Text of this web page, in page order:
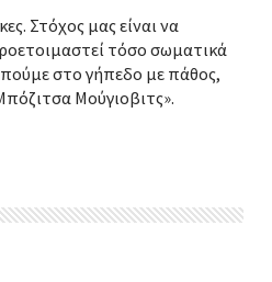
Στόχος μας είναι να
τόσο σωματικά
στο γήπεδο με πάθος,
Μούγιοβιτς».